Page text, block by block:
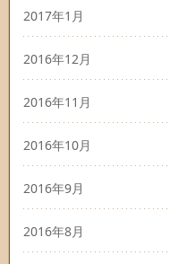
2017年1月
2016年12月
2016年11月
2016年10月
2016年9月
2016年8月